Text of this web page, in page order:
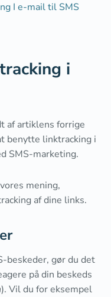
I e-mail til SMS
i
af artiklens forrige
benytte linktracking i
SMS-marketing.
mening,
af dine links.
beskeder, gør du det
på din beskeds
). Vil du for eksempel